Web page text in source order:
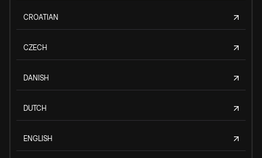
CROATIAN
CZECH
DANISH
DUTCH
ENGLISH